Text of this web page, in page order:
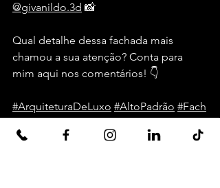
@givanildo.3d 📸
Qual detalhe dessa fachada mais
chamou a sua atenção? Conta para
mim aqui nos comentários! 👇
#ArquiteturaDeLuxo #AltoPadrão #Fach
quiteturaNeoclassica